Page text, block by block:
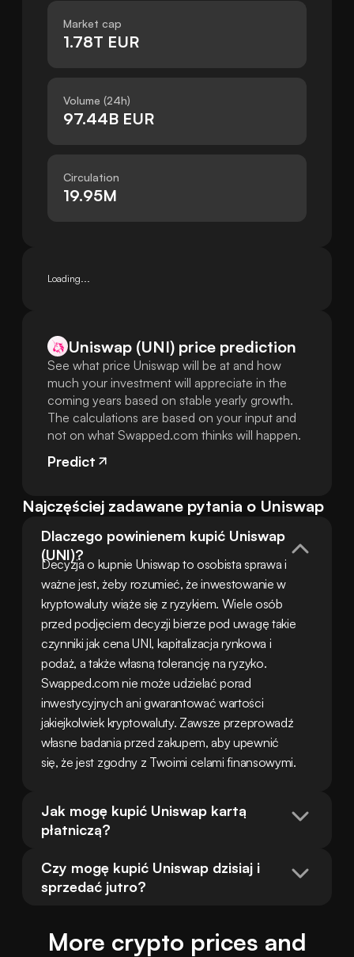
Market cap
1.78T EUR
Volume (24h)
97.44B EUR
Circulation
19.95M
Loading...
Uniswap (UNI) price prediction
See what price Uniswap will be at and how
much your investment will appreciate in the
coming years based on stable yearly growth.
The calculations are based on your input and
not on what Swapped.com thinks will happen.
Predict
Najczęściej zadawane pytania o Uniswap
Dlaczego powinienem kupić Uniswap
(UNI)?
Decyzja o kupnie Uniswap to osobista sprawa i
ważne jest, żeby rozumieć, że inwestowanie w
kryptowaluty wiąże się z ryzykiem. Wiele osób
przed podjęciem decyzji bierze pod uwagę takie
czynniki jak cena UNI, kapitalizacja rynkowa i
podaż, a także własną tolerancję na ryzyko.
Swapped.com nie może udzielać porad
inwestycyjnych ani gwarantować wartości
jakiejkolwiek kryptowaluty. Zawsze przeprowadź
własne badania przed zakupem, aby upewnić
się, że jest zgodny z Twoimi celami finansowymi.
Jak mogę kupić Uniswap kartą
płatniczą?
Czy mogę kupić Uniswap dzisiaj i
sprzedać jutro?
More crypto prices and